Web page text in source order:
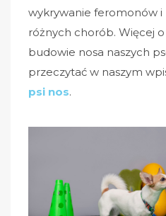
wykrywanie feromonów i
różnych chorób. Więcej
budowie nosa naszych
przeczytać w naszym
psi nos.